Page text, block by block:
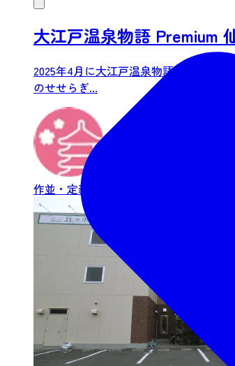
大江戸温泉物語 Premium
2025年4月に大江戸温泉物語ブランド
のせせらぎ...
作並・定義